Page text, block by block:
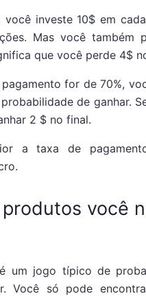
investe 10$ em
Mas você também
que você perde 4$
for de 70%,
de ganhar.
2 $ no final.
a taxa de
você
um jogo típico de
Você só pode